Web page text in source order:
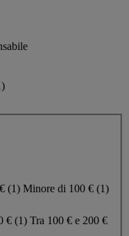
)
(1) Minore di 100 € (1)
€ (1) Tra 100 € e 200 €